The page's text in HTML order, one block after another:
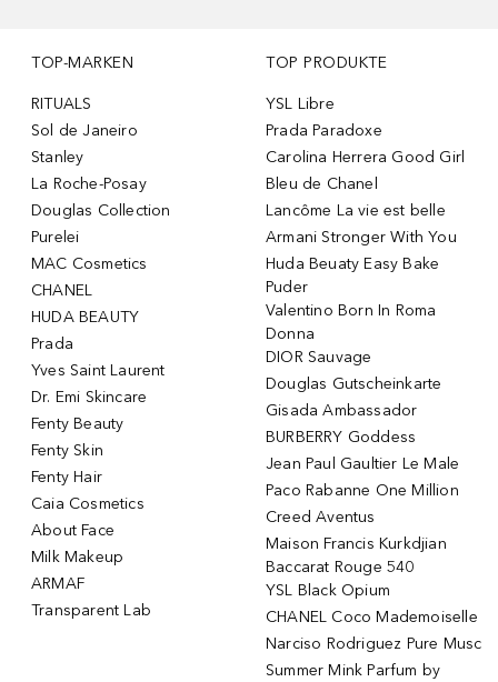
TOP-MARKEN
RITUALS
Sol de Janeiro
Stanley
La Roche-Posay
Douglas Collection
Purelei
MAC Cosmetics
CHANEL
HUDA BEAUTY
Prada
Yves Saint Laurent
Dr. Emi Skincare
Fenty Beauty
Fenty Skin
Fenty Hair
Caia Cosmetics
About Face
Milk Makeup
ARMAF
Transparent Lab
TOP PRODUKTE
YSL Libre
Prada Paradoxe
Carolina Herrera Good Girl
Bleu de Chanel
Lancôme La vie est belle
Armani Stronger With You
Huda Beuaty Easy Bake
Puder
Valentino Born In Roma
Donna
DIOR Sauvage
Douglas Gutscheinkarte
Gisada Ambassador
BURBERRY Goddess
Jean Paul Gaultier Le Male
Paco Rabanne One Million
Creed Aventus
Maison Francis Kurkdjian
Baccarat Rouge 540
YSL Black Opium
CHANEL Coco Mademoiselle
Narciso Rodriguez Pure Musc
Summer Mink Parfum by